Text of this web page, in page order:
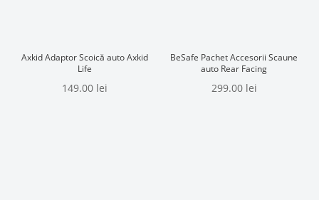
Axkid Adaptor Scoică auto Axkid
Life
149.00 lei
BeSafe Pachet Accesorii Scaune
auto Rear Facing
299.00 lei